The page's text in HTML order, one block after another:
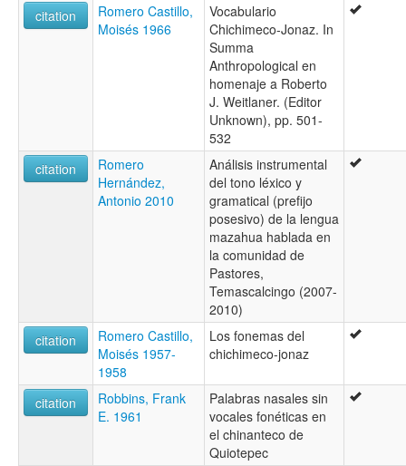
citation
Romero Castillo,
Moisés 1966
Vocabulario
Chichimeco-Jonaz. In
Summa
Anthropological en
homenaje a Roberto
J. Weitlaner. (Editor
Unknown), pp. 501-
532
citation
Romero
Hernández,
Antonio 2010
Análisis instrumental
del tono léxico y
gramatical (prefijo
posesivo) de la lengua
mazahua hablada en
la comunidad de
Pastores,
Temascalcingo (2007-
2010)
citation
Romero Castillo,
Moisés 1957-
1958
Los fonemas del
chichimeco-jonaz
citation
Robbins, Frank
E. 1961
Palabras nasales sin
vocales fonéticas en
el chinanteco de
Quiotepec